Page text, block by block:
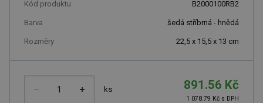
Kód produktu B2000100RB2
Barva šedá stříbrná - hnědá
Rozměry 22,5 x 15,5 x 13 cm
ks 891.56 Kč
1 078.79 Kč s DPH